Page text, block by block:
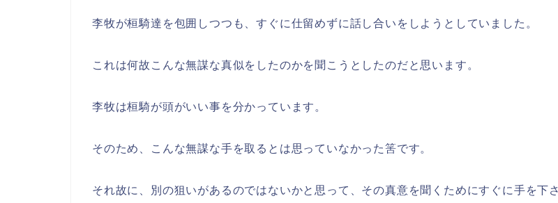
李牧が桓騎達を包囲しつつも、すぐに仕留めずに話し合いをしようとしていました。
これは何故こんな無謀な真似をしたのかを聞こうとしたのだと思います。
李牧は桓騎が頭がいい事を分かっています。
そのため、こんな無謀な手を取るとは思っていなかった筈です。
それ故に、別の狙いがあるのではないかと思って、その真意を聞くためにすぐに手を下